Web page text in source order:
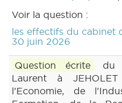
Voir la question :
les effectifs du cabinet
30 juin 2026
Question écrite du
Laurent à
l'Economie, de